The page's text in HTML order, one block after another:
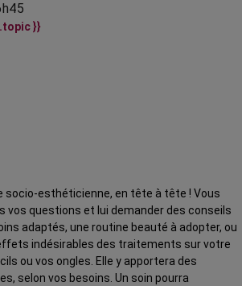
}}
socio-esthéticienne, en tête à tête ! Vous
vos questions et lui demander des conseils
adaptés, une routine beauté à adopter, ou
indésirables des traitements sur votre
ou vos ongles. Elle y apportera des
selon vos besoins. Un soin pourra